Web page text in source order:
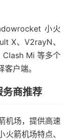
小火
X、V2rayN、
Mi 等多个
户端。
商推荐
机场，提供高速
箭机场特点、